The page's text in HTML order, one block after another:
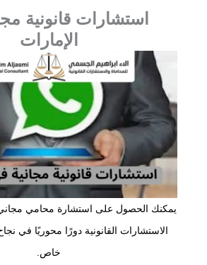
استشارات قانونية
الإمارات
يمكنك الحصول على استشارة محامي
الاستشارات القانونية دورًا محوريًا في
خاص.